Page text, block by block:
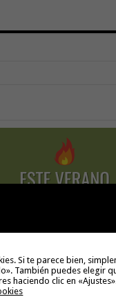
Si te parece bien,
También puedes elegir
haciendo clic en